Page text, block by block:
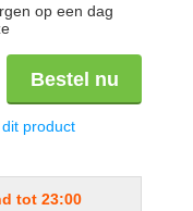
op een dag
Bestel nu
product
tot 23:00